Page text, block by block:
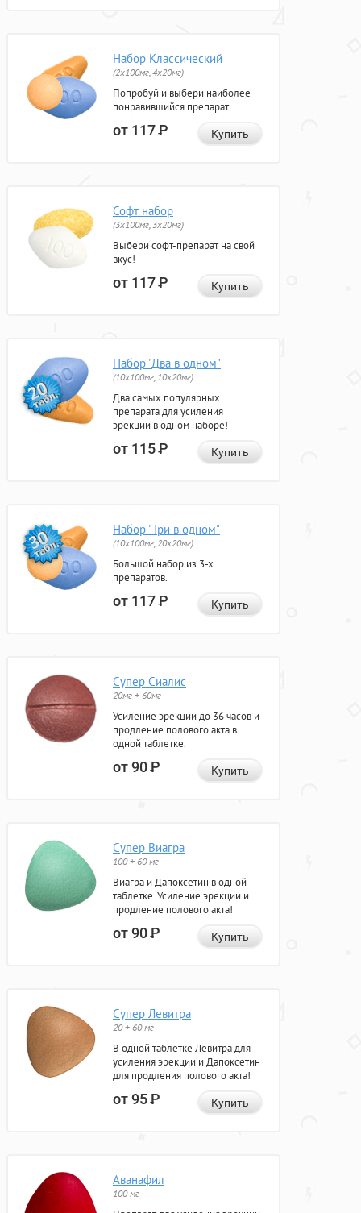
Набор Классический
(2x100мг, 4x20мг)
Попробуй и выбери наиболее
понравившийся препарат.
от 117Р Купить
Софт набор
(3x100мг, 3x20мг)
Выбери софт-препарат на свой
вкус!
от 117Р Купить
Набор "Два в одном"
(10x100мг, 10x20мг)
Два самых популярных
препарата для усиления
эрекции в одном наборе!
от 115Р Купить
Набор "Три в одном"
(10x100мг, 20x20мг)
Большой набор из 3-х
препаратов.
от 117Р Купить
Супер Сиалис
20мг + 60мг
Усиление эрекции до 36 часов и
продление полового акта в
одной таблетке.
от 90Р Купить
Супер Виагра
100 + 60 мг
Виагра и Дапоксетин в одной
таблетке. Усиление эрекции и
продление полового акта!
от 90Р Купить
Супер Левитра
20 + 60 мг
В одной таблетке Левитра для
усиления эрекции и Дапоксетин
для продления полового акта!
от 95Р Купить
Аванафил
100 мг